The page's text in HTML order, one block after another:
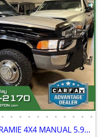
• • • • • • • • • • •
1998 DODGE RAM 3500 SLT LARAMIE 4X4 MANUAL 5.9L 12V CUMMINS DIESEL